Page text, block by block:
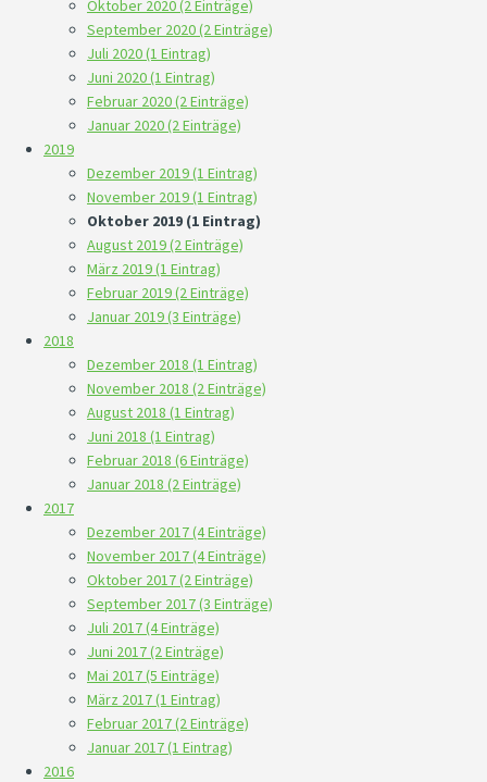
Oktober 2020 (2 Einträge)
September 2020 (2 Einträge)
Juli 2020 (1 Eintrag)
Juni 2020 (1 Eintrag)
Februar 2020 (2 Einträge)
Januar 2020 (2 Einträge)
2019
Dezember 2019 (1 Eintrag)
November 2019 (1 Eintrag)
Oktober 2019 (1 Eintrag)
August 2019 (2 Einträge)
März 2019 (1 Eintrag)
Februar 2019 (2 Einträge)
Januar 2019 (3 Einträge)
2018
Dezember 2018 (1 Eintrag)
November 2018 (2 Einträge)
August 2018 (1 Eintrag)
Juni 2018 (1 Eintrag)
Februar 2018 (6 Einträge)
Januar 2018 (2 Einträge)
2017
Dezember 2017 (4 Einträge)
November 2017 (4 Einträge)
Oktober 2017 (2 Einträge)
September 2017 (3 Einträge)
Juli 2017 (4 Einträge)
Juni 2017 (2 Einträge)
Mai 2017 (5 Einträge)
März 2017 (1 Eintrag)
Februar 2017 (2 Einträge)
Januar 2017 (1 Eintrag)
2016